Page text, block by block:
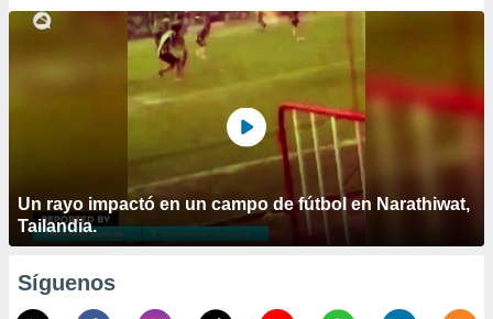
Un rayo impactó en un campo de fútbol en Narathiwat,
Tailandia.
Síguenos